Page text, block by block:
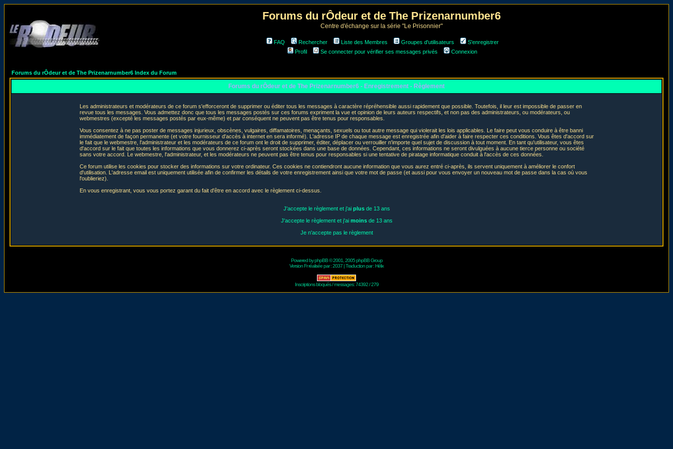
Forums du rÔdeur et de The Prizenarnumber6
Centre d'échange sur la série "Le Prisonnier"
FAQ Rechercher Liste des Membres Groupes d'utilisateurs
S'enregistrer
Profil
Se connecter pour vérifier ses messages privés Connexion
Forums du rÔdeur et de The Prizenarnumber6 Index du Forum
Forums du rÔdeur et de The Prizenarnumber6 - Enregistrement - Règlement
Les administrateurs et modérateurs de ce forum s'efforceront de supprimer ou éditer tous les messages à caractère répréhensible aussi rapidement que possible. Toutefois, il leur est impossible de passer en
revue tous les messages. Vous admettez donc que tous les messages postés sur ces forums expriment la vue et opinion de leurs auteurs respectifs, et non pas des administrateurs, ou modérateurs, ou
webmestres (excepté les messages postés par eux-même) et par conséquent ne peuvent pas être tenus pour responsables.
Vous consentez à ne pas poster de messages injurieux, obscènes, vulgaires, diffamatoires, menaçants, sexuels ou tout autre message qui violerait les lois applicables. Le faire peut vous conduire à être banni
immédiatement de façon permanente (et votre fournisseur d'accès à internet en sera informé). L'adresse IP de chaque message est enregistrée afin d'aider à faire respecter ces conditions. Vous êtes d'accord sur
le fait que le webmestre, l'administrateur et les modérateurs de ce forum ont le droit de supprimer, éditer, déplacer ou verrouiller n'importe quel sujet de discussion à tout moment. En tant qu'utilisateur, vous êtes
d'accord sur le fait que toutes les informations que vous donnerez ci-après seront stockées dans une base de données. Cependant, ces informations ne seront divulguées à aucune tierce personne ou société
sans votre accord. Le webmestre, l'administrateur, et les modérateurs ne peuvent pas être tenus pour responsables si une tentative de piratage informatique conduit à l'accès de ces données.
Ce forum utilise les cookies pour stocker des informations sur votre ordinateur. Ces cookies ne contiendront aucune information que vous aurez entré ci-après, ils servent uniquement à améliorer le confort
d'utilisation. L'adresse email est uniquement utilisée afin de confirmer les détails de votre enregistrement ainsi que votre mot de passe (et aussi pour vous envoyer un nouveau mot de passe dans la cas où vous
l'oublieriez).
En vous enregistrant, vous vous portez garant du fait d'être en accord avec le règlement ci-dessus.
J'accepte le règlement et j'ai plusde 13 ans
J'accepte le règlement et j'ai moinsde 13 ans
Je n'accepte pas le règlement
Powered byphpBB© 2001, 2005 phpBB Group
Version Fr réalisée par :2037 | Traduction par :Hélix
Inscriptions bloqués / messages: 74392 / 279